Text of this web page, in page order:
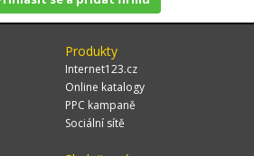
Produkty
Internet123.cz
Online katalogy
PPC kampaně
Sociální sítě